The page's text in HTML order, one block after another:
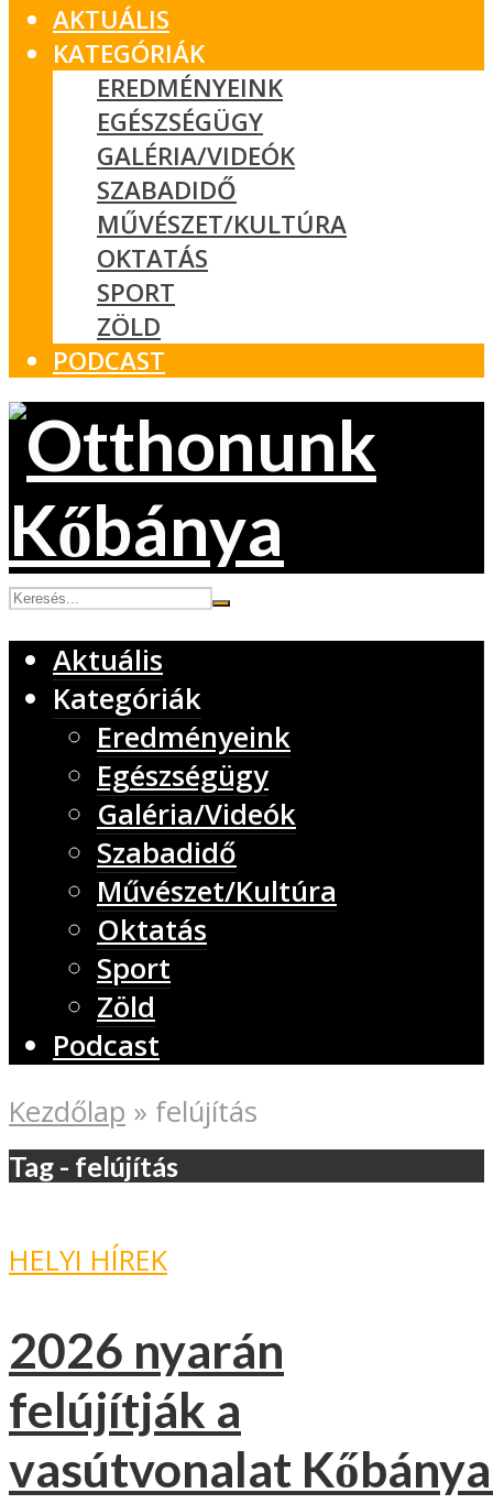
AKTUÁLIS
KATEGÓRIÁK
EREDMÉNYEINK
EGÉSZSÉGÜGY
GALÉRIA/VIDEÓK
SZABADIDŐ
MŰVÉSZET/KULTÚRA
OKTATÁS
SPORT
ZÖLD
PODCAST
Aktuális
Kategóriák
Eredményeink
Egészségügy
Galéria/Videók
Szabadidő
Művészet/Kultúra
Oktatás
Sport
Zöld
Podcast
Kezdőlap » felújítás
Tag - felújítás
HELYI HÍREK
2026 nyarán
felújítják a
vasútvonalat